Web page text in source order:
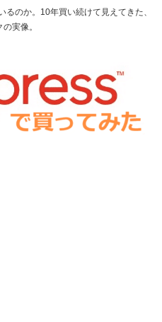
のか。10年買い続けて見えてきた、
実像。